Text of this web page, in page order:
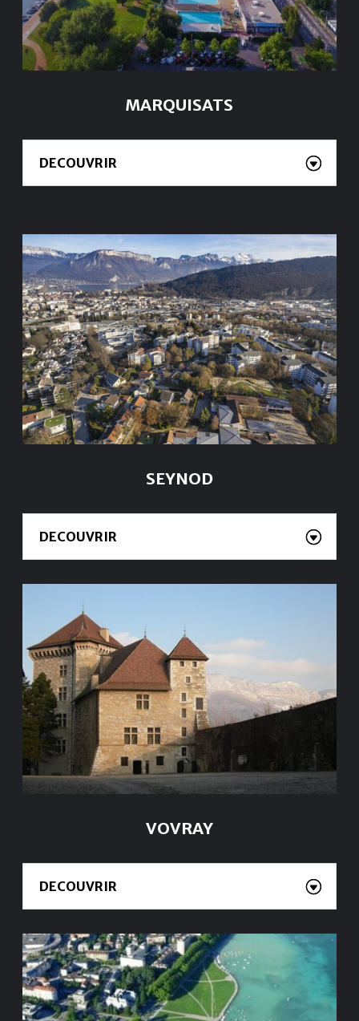
MARQUISATS
DECOUVRIR
SEYNOD
DECOUVRIR
VOVRAY
DECOUVRIR